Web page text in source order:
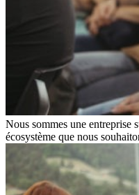
Nous sommes une entreprise
écosystème que nous